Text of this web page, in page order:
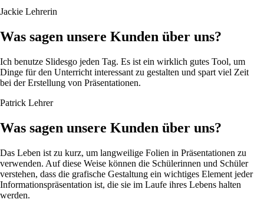
Jackie Lehrerin
Was sagen unsere Kunden über uns?
Ich benutze Slidesgo jeden Tag. Es ist ein wirklich gutes Tool, um
Dinge für den Unterricht interessant zu gestalten und spart viel Zeit
bei der Erstellung von Präsentationen.
Patrick Lehrer
Was sagen unsere Kunden über uns?
Das Leben ist zu kurz, um langweilige Folien in Präsentationen zu
verwenden. Auf diese Weise können die Schülerinnen und Schüler
verstehen, dass die grafische Gestaltung ein wichtiges Element jeder
Informationspräsentation ist, die sie im Laufe ihres Lebens halten
werden.